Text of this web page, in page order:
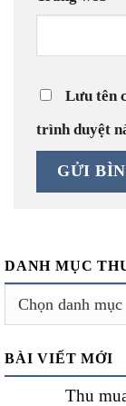
Lưu tên
trình duyệt
DANH MỤC
Danh
mục
BÀI VIẾT MỚI
Thu